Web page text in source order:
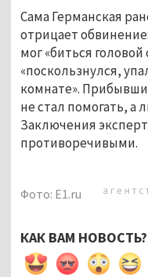
Сама Германская
отрицает
мог «биться
«поскользнулся,
комнате».
не стал помогать, а
Заключения
противоречивыми.
Фото: E1.ru
КАК ВАМ НОВОСТЬ?